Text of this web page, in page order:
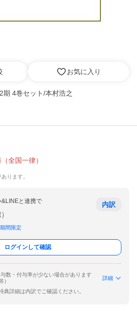
お気に入り
期 4巻セット/本村浩之
（全国一律）
ります。
と連携で
間限定
内訳
ログインして確認
数・付与率が少ない場合があります
）
詳細
典詳細は内訳でご確認ください。